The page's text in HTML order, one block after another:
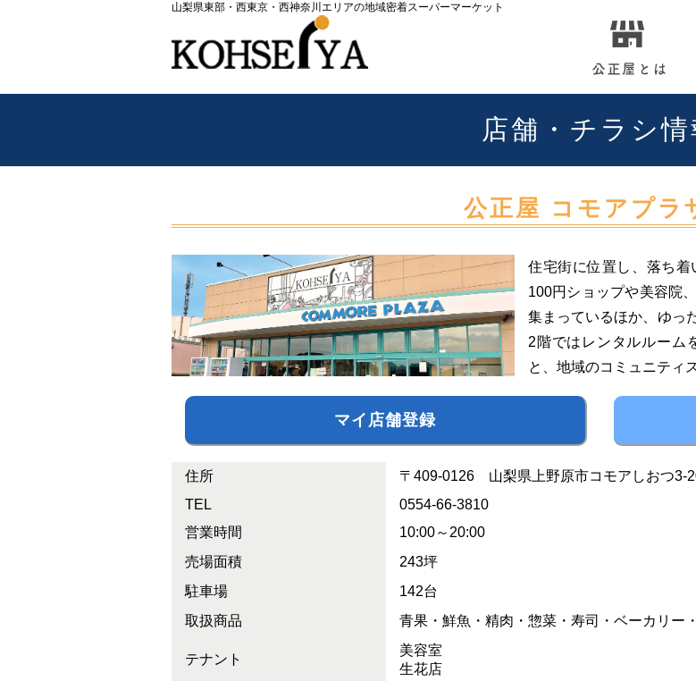
山梨県東部・西東京・西神奈川エリアの地域密着スーパーマーケット
店舗・チラシ情
公正屋 コモアプラ
住宅街に位置し、落ち着
100円ショップや美容院
集まっているほか、ゆっ
2階ではレンタルルーム
と、地域のコミュニティ
住所
〒409-0126 山梨県上野原市コモアしおつ3-
TEL
0554-66-3810
営業時間
10:00～20:00
売場面積
243坪
駐車場
142台
取扱商品
青果・鮮魚・精肉・惣菜・寿司・ベーカリー
テナント
美容室
生花店